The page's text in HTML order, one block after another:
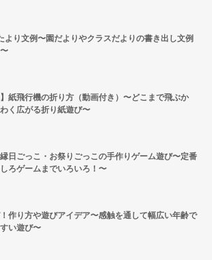
より文例〜園だよりやクラスだよりの書き出し文例
】紙飛行機の折り方（動画付き）〜どこまで飛ぶか
く広がる折り紙遊び〜
日ごっこ・お祭りごっこの手作りゲーム遊び〜定番
ろゲームまでいろいろ！〜
作り方や遊びアイデア〜感触を通して幅広い年齢で
い遊び〜